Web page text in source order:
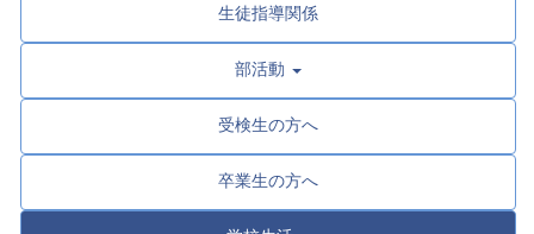
生徒指導関係
部活動
受検生の方へ
卒業生の方へ